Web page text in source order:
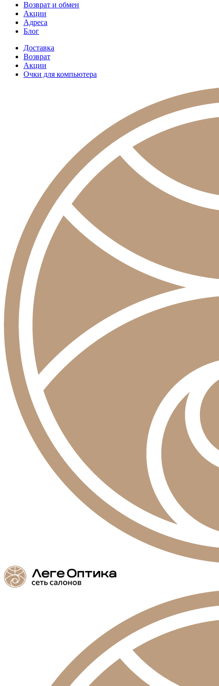
Возврат и обмен
Акции
Адреса
Блог
Доставка
Возврат
Акции
Очки для компьютера